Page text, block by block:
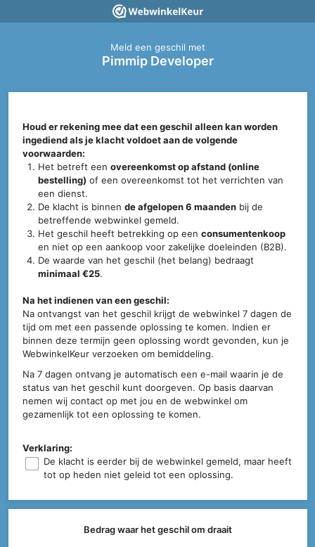
Meld een geschil met
Pimmip Developer
Houd er rekening mee dat een geschil alleen kan worden
ingediend als je klacht voldoet aan de volgende
voorwaarden:
Het betreft eenovereenkomst op afstand (online
bestelling) of een overeenkomst tot het verrichten van
een dienst.
De klacht is binnende afgelopen 6 maanden bij de
betreffende webwinkel gemeld.
Het geschil heeft betrekking op eenconsumentenkoop
en niet op een aankoop voor zakelijke doeleinden (B2B).
De waarde van het geschil (het belang) bedraagt
minimaal €25.
Na het indienen van een geschil:
Na ontvangst van het geschil krijgt de webwinkel 7 dagen de
tijd om met een passende oplossing te komen. Indien er
binnen deze termijn geen oplossing wordt gevonden, kun je
WebwinkelKeur verzoeken om bemiddeling.
Na 7 dagen ontvang je automatisch een e-mail waarin je de
status van het geschil kunt doorgeven. Op basis daarvan
nemen wij contact op met jou en de webwinkel om
gezamenlijk tot een oplossing te komen.
Verklaring:
De klacht is eerder bij de webwinkel gemeld, maar heeft
tot op heden niet geleid tot een oplossing.
Bedrag waar het geschil om draait